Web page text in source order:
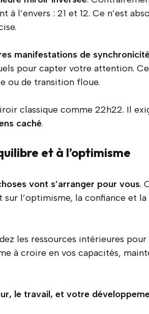
l’envers : 21 et 12. Ce n’est
manifestations de
pour capter votre attention.
ou de transition floue.
classique comme 22h22. Il
caché.
et à l’optimisme
vont s’arranger pour vous.
sur l’optimisme, la confiance et
les ressources intérieures pour
à croire en vos capacités,
le travail, et votre